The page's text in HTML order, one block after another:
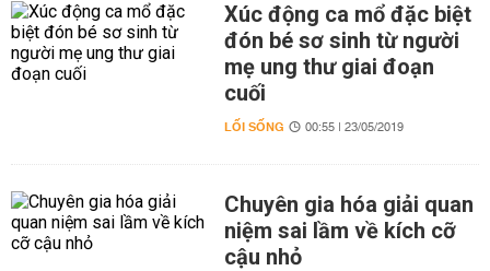
Xúc động ca mổ đặc biệt
đón bé sơ sinh từ người
mẹ ung thư giai đoạn
cuối
LỐI SỐNG 00:55 | 23/05/2019
Chuyên gia hóa giải quan
niệm sai lầm về kích cỡ
cậu nhỏ